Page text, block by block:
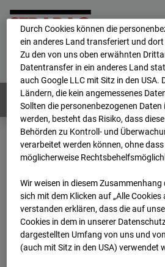
Home E-Mail Impressum
Deutsch / English
Webcams: Alle Länder
Home
Deutschland
BC-170 BV-Ausbau
2025
03 13 17:35
BC-170 BV-
Bonatzbau -
Durch Cookies können die
ein anderes Land transferiert und
Zu den von uns oben erwähnten
Datentransfer in ein anderes Land
auch Google LLC mit Sitz in den USA.
Ländern, die kein angemessenes
Sollten die personenbezogenen Daten
werden, besteht das Risiko, dass
Behörden zu Kontroll- und
verarbeitet werden können, ohne
möglicherweise
Wir weisen in diesem Zusammenhang
sich mit dem Klicken auf „Alle
ver­standen erklären, dass die auf
Cookies in dem in unserer
dargestellten Umfang von uns und
(auch mit Sitz in den USA) verwendet